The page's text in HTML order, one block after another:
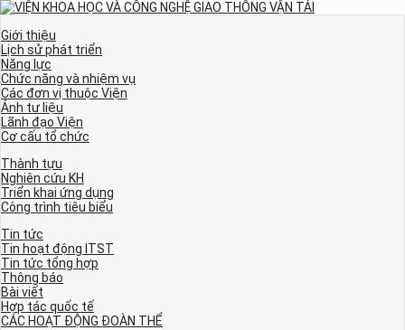
Giới thiệu
Lịch sử phát triển
Năng lực
Chức năng và nhiệm vụ
Các đơn vị thuộc Viện
Ảnh tư liệu
Lãnh đạo Viện
Cơ cấu tổ chức
Thành tựu
Nghiên cứu KH
Triển khai ứng dụng
Công trình tiêu biểu
Tin tức
Tin hoạt động ITST
Tin tức tổng hợp
Thông báo
Bài viết
Hợp tác quốc tế
CÁC HOẠT ĐỘNG ĐOÀN THỂ